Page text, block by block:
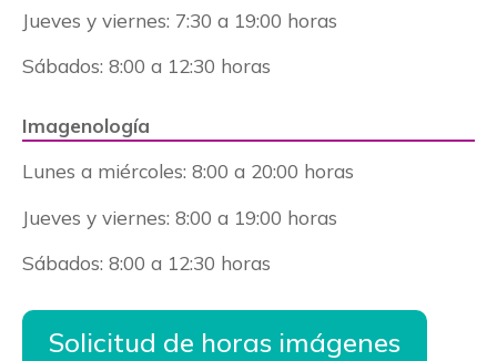
Jueves y viernes: 7:30 a 19:00 horas
Sábados: 8:00 a 12:30 horas
Imagenología
Lunes a miércoles: 8:00 a 20:00 horas
Jueves y viernes: 8:00 a 19:00 horas
Sábados: 8:00 a 12:30 horas
Solicitud de horas imágenes